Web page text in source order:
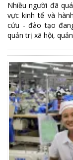
Nhiều người đã
vực kinh tế và
cứu - đào tạo
quản trị xã hội,